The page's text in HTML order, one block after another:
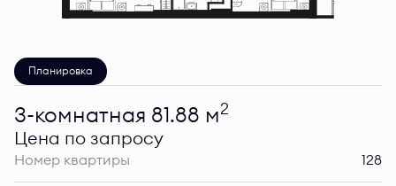
Планировка
3-комнатная 81.88 м2
Цена по запросу
Номер квартиры 128